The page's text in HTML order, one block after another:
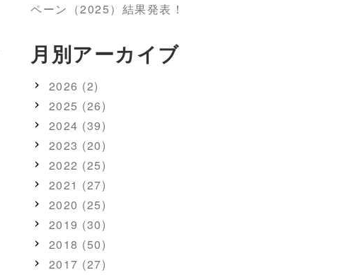
ペーン（2025）結果発表！
月別アーカイブ
2026 (2)
2025 (26)
2024 (39)
2023 (20)
2022 (25)
2021 (27)
2020 (25)
2019 (30)
2018 (50)
2017 (27)